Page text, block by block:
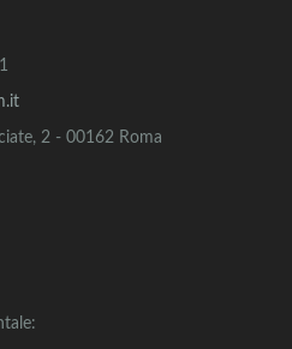
2 - 00162 Roma